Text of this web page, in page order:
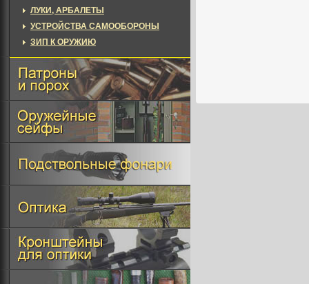
ЛУКИ, АРБАЛЕТЫ
УСТРОЙСТВА САМООБОРОНЫ
ЗИП К ОРУЖИЮ